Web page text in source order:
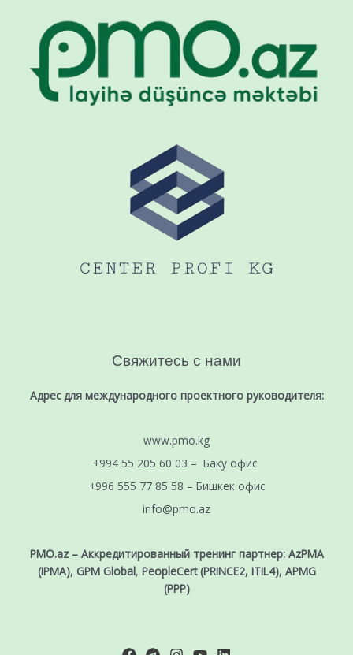
Свяжитесь с нами
Адрес для международного проектного руководителя:
www.pmo.kg
+994 55 205 60 03 – Баку офис
+996 555 77 85 58 – Бишкек офис
info@pmo.az
PMO.az – Аккредитированный тренинг партнер: AzPMA
(IPMA), GPM Global, PeopleCert (PRINCE2, ITIL4), APMG
(PPP)